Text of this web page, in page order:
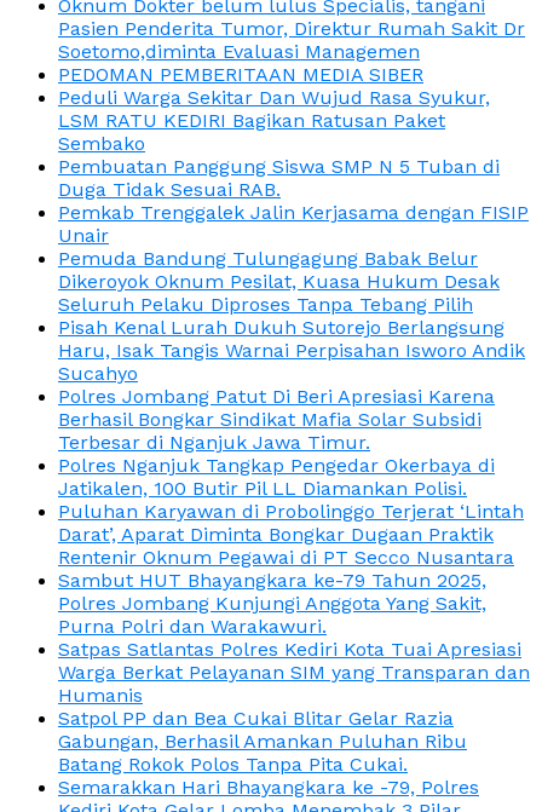
Oknum Dokter belum lulus Specialis, tangani
Pasien Penderita Tumor, Direktur Rumah Sakit Dr
Soetomo,diminta Evaluasi Managemen
PEDOMAN PEMBERITAAN MEDIA SIBER
Peduli Warga Sekitar Dan Wujud Rasa Syukur,
LSM RATU KEDIRI Bagikan Ratusan Paket
Sembako
Pembuatan Panggung Siswa SMP N 5 Tuban di
Duga Tidak Sesuai RAB.
Pemkab Trenggalek Jalin Kerjasama dengan FISIP
Unair
Pemuda Bandung Tulungagung Babak Belur
Dikeroyok Oknum Pesilat, Kuasa Hukum Desak
Seluruh Pelaku Diproses Tanpa Tebang Pilih
Pisah Kenal Lurah Dukuh Sutorejo Berlangsung
Haru, Isak Tangis Warnai Perpisahan Isworo Andik
Sucahyo
Polres Jombang Patut Di Beri Apresiasi Karena
Berhasil Bongkar Sindikat Mafia Solar Subsidi
Terbesar di Nganjuk Jawa Timur.
Polres Nganjuk Tangkap Pengedar Okerbaya di
Jatikalen, 100 Butir Pil LL Diamankan Polisi.
Puluhan Karyawan di Probolinggo Terjerat ‘Lintah
Darat’, Aparat Diminta Bongkar Dugaan Praktik
Rentenir Oknum Pegawai di PT Secco Nusantara
Sambut HUT Bhayangkara ke-79 Tahun 2025,
Polres Jombang Kunjungi Anggota Yang Sakit,
Purna Polri dan Warakawuri.
Satpas Satlantas Polres Kediri Kota Tuai Apresiasi
Warga Berkat Pelayanan SIM yang Transparan dan
Humanis
Satpol PP dan Bea Cukai Blitar Gelar Razia
Gabungan, Berhasil Amankan Puluhan Ribu
Batang Rokok Polos Tanpa Pita Cukai.
Semarakkan Hari Bhayangkara ke -79, Polres